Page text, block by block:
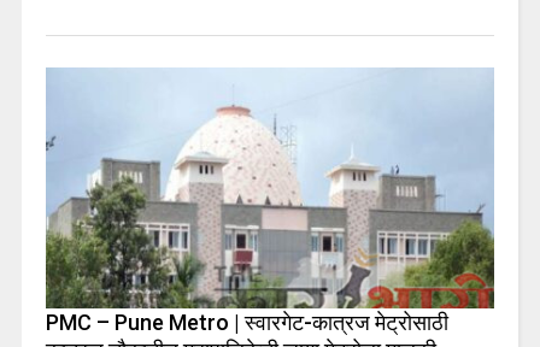
PMC – Pune Metro | स्वारगेट-कात्रज मेट्रोसाठी